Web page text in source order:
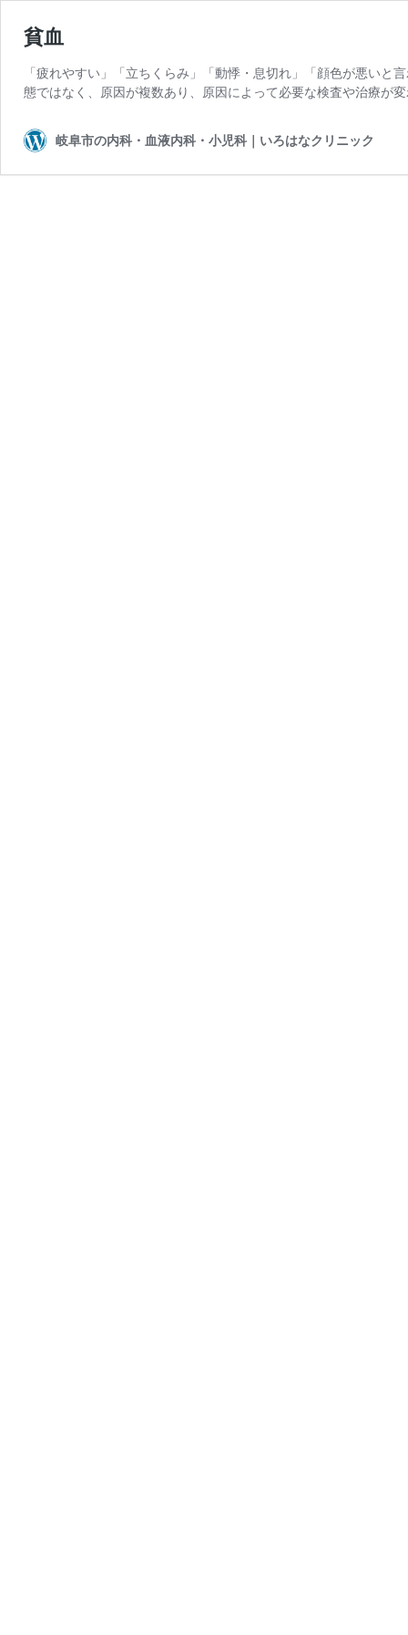
貧血
「疲れやすい」「立ちくらみ」「動悸・息切れ」「顔色が悪いと
態ではなく、原因が複数あり、原因によって必要な検査や治療が
岐阜市の内科・血液内科・小児科｜いろはなクリニック